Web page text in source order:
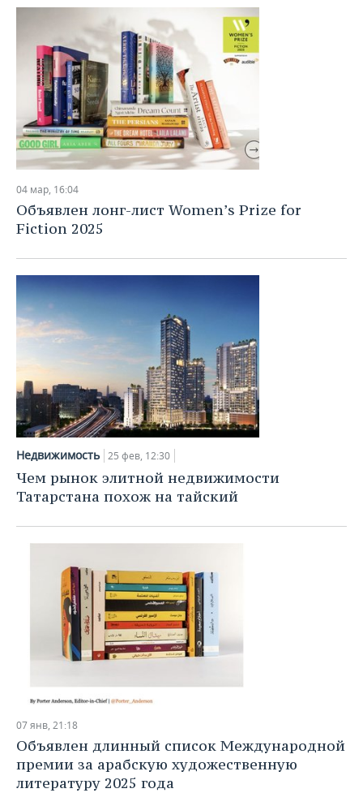
04 мар, 16:04
Объявлен лонг-лист Women’s Prize for
Fiction 2025
Недвижимость 25 фев, 12:30
Чем рынок элитной недвижимости
Татарстана похож на тайский
07 янв, 21:18
Объявлен длинный список Международной
премии за арабскую художественную
литературу 2025 года